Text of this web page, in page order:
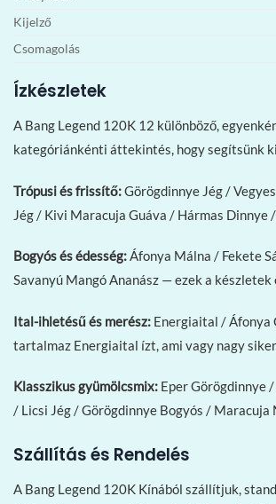
Kijelző
Csomagolás
Ízkészletek
A Bang Legend 120K 12 különböző,
kategóriánkénti áttekintés, hogy segítsünk
Trópusi és frissítő:Görögdinnye Jég /
Jég / Kivi Maracuja Guáva / Hármas Dinnye
Bogyós és édesség:Áfonya Málna / Fekete
Savanyú Mangó Ananász — ezek a
Ital-ihletésű és merész: Energiaital / Áfonya
tartalmaz Energiaital ízt, ami vagy nagy
Klasszikus gyümölcsmix: Eper Görögdinnye
/ Licsi Jég / Görögdinnye Bogyós /
Szállítás és Rendelés
A Bang Legend 120K Kínából szállítjuk,